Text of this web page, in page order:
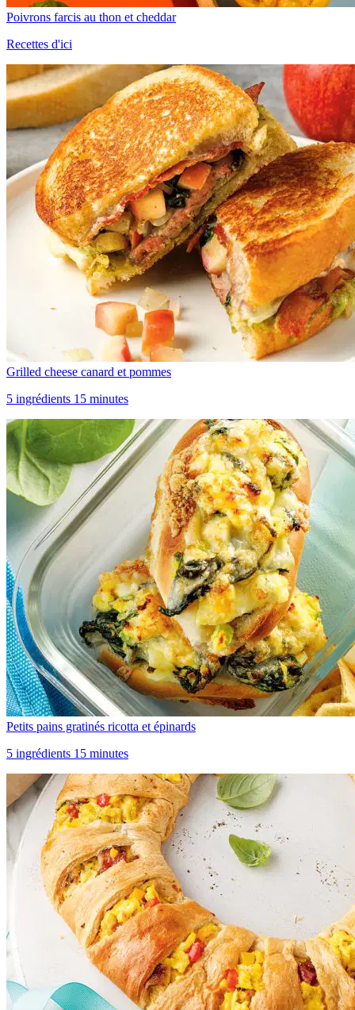
Poivrons farcis au thon et cheddar
Recettes d'ici
Grilled cheese canard et pommes
5 ingrédients 15 minutes
Petits pains gratinés ricotta et épinards
5 ingrédients 15 minutes